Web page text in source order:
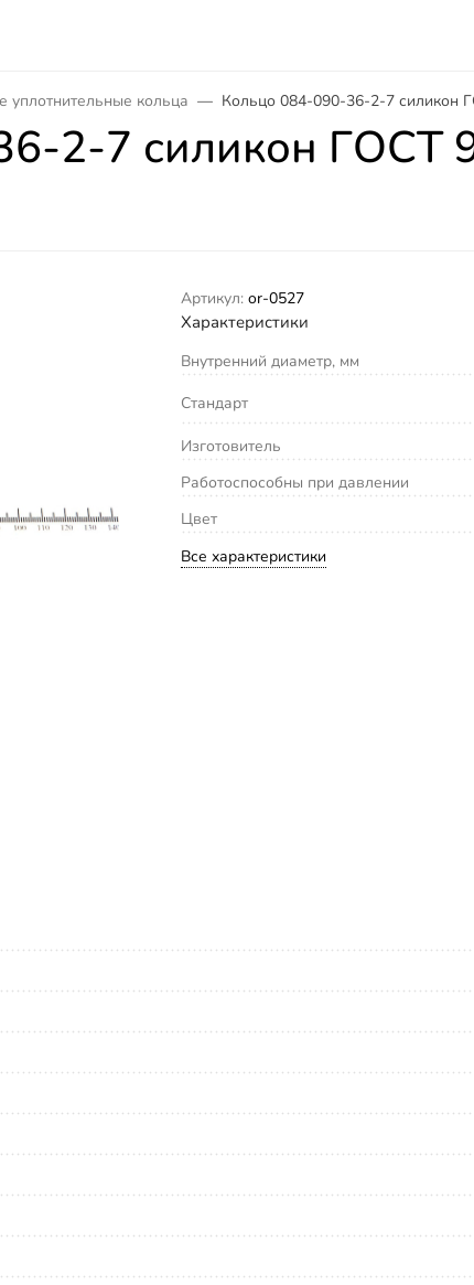
уплотнительные кольца Кольцо 084-090-36-2-7 силикон
2-7 силикон ГОСТ
Артикул: or-0527
Характеристики
Внутренний диаметр, мм
Стандарт
Изготовитель
Работоспособны при давлении
Цвет
Все характеристики